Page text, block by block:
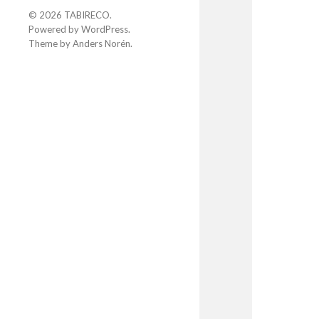
© 2026 TABIRECO.
Powered byWordPress.
Theme byAnders Norén.